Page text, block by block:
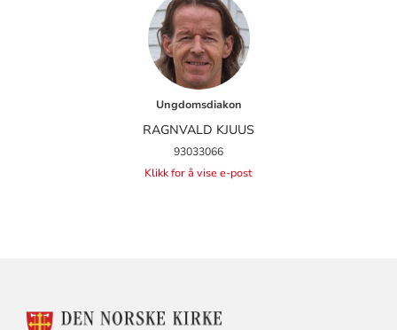
Ungdomsdiakon
RAGNVALD KJUUS
93033066
Klikk for å vise e-post
KONTAKTINFORMASJON